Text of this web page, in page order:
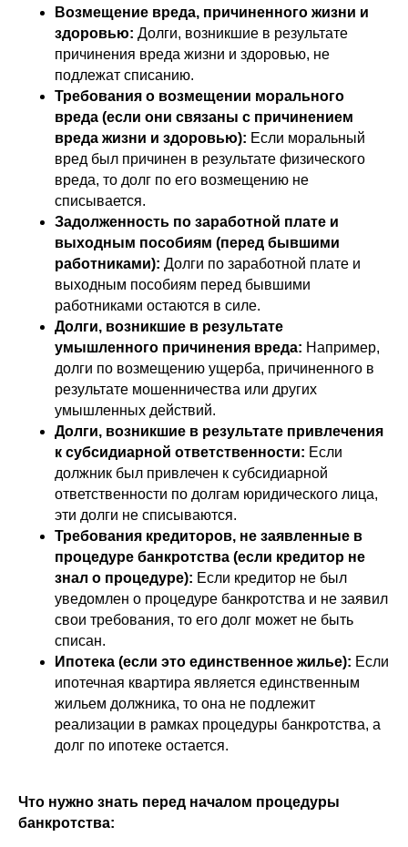
Возмещение вреда, причиненного жизни и
здоровью: Долги, возникшие в результате
причинения вреда жизни и здоровью, не
подлежат списанию.
Требования о возмещении морального
вреда (если они связаны с причинением
вреда жизни и здоровью): Если моральный
вред был причинен в результате физического
вреда, то долг по его возмещению не
списывается.
Задолженность по заработной плате и
выходным пособиям (перед бывшими
работниками): Долги по заработной плате и
выходным пособиям перед бывшими
работниками остаются в силе.
Долги, возникшие в результате
умышленного причинения вреда: Например,
долги по возмещению ущерба, причиненного в
результате мошенничества или других
умышленных действий.
Долги, возникшие в результате привлечения
к субсидиарной ответственности: Если
должник был привлечен к субсидиарной
ответственности по долгам юридического лица,
эти долги не списываются.
Требования кредиторов, не заявленные в
процедуре банкротства (если кредитор не
знал о процедуре): Если кредитор не был
уведомлен о процедуре банкротства и не заявил
свои требования, то его долг может не быть
списан.
Ипотека (если это единственное жилье): Если
ипотечная квартира является единственным
жильем должника, то она не подлежит
реализации в рамках процедуры банкротства, а
долг по ипотеке остается.
Что нужно знать перед началом процедуры
банкротства: